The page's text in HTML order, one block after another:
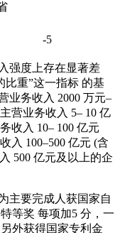
-5
强度上存在显著差
比重”这一指标 的基
业务收入 2000 万元–
营业务收入 5– 10 亿
收入 10– 100 亿元
入 100–500 亿元 (含
500 亿元及以上的企
主要完成人获国家自
等奖 每项加5 分，一
外获得国家专利金